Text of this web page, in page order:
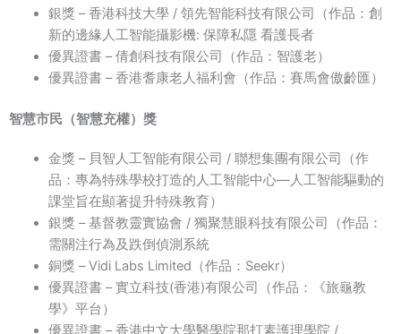
銀獎 – 香港科技大學 / 領先智能科技有限公司（作品：創
新的邊緣人工智能攝影機: 保障私隱 看護長者
優異證書 – 倩創科技有限公司（作品：智護老）
優異證書 – 香港耆康老人福利會（作品：賽馬會傲齡匯）
智慧市民（智慧充權）獎
金獎 – 貝智人工智能有限公司 / 聯想集團有限公司（作
品：專為特殊學校打造的人工智能中心—人工智能驅動的
課堂旨在顯著提升特殊教育）
銀獎 – 基督教靈實協會 / 獨聚慧眼科技有限公司（作品：
需關注行為及跌倒偵測系統
銅獎 – Vidi Labs Limited（作品：Seekr）
優異證書 – 實立科技(香港)有限公司（作品：《旅龜教
學》平台）
優異證書 – 香港中文大學醫學院那打素護理學院 /